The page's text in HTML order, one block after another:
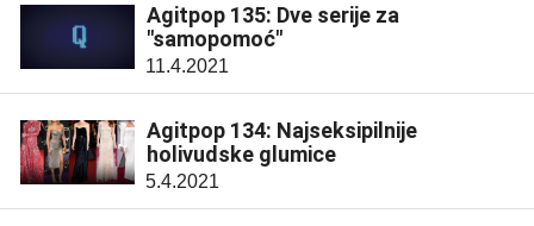
Agitpop 135: Dve serije za
"samopomoć"
11.4.2021
Agitpop 134: Najseksipilnije
holivudske glumice
5.4.2021